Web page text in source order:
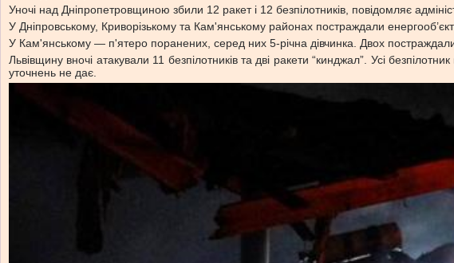
Уночі над Дніпропетровщиною збили 12 ракет і 12 безпілотників, повідомляє
У Дніпровському, Криворізькому та Кам'янському районах постраждали
У Кам'янському — п'ятеро поранених, серед них 5-річна дівчинка. Двох постраждалих
Львівщину вночі атакували 11 безпілотників та дві ракети “кинджал”. Усі
уточнень не дає.